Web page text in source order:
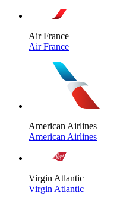
Air France
Air France
American Airlines
American Airlines
Virgin Atlantic
Virgin Atlantic